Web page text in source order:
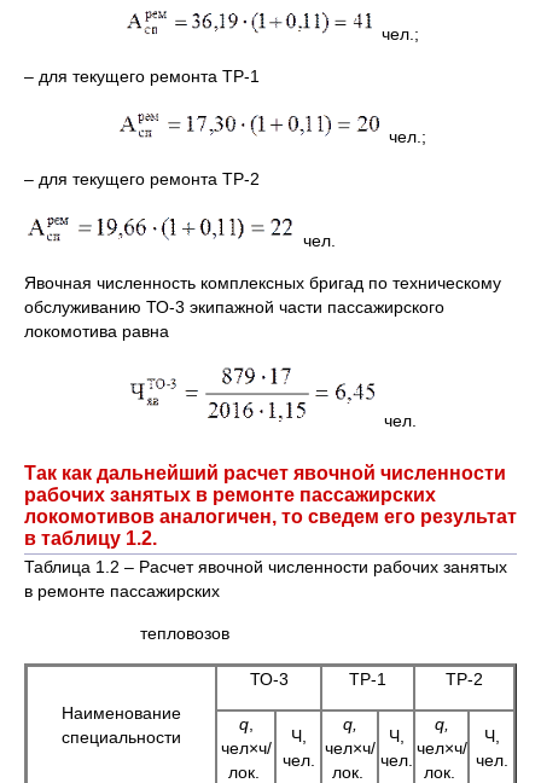
чел.;
– для текущего ремонта ТР-1
чел.;
– для текущего ремонта ТР-2
чел.
Явочная численность комплексных бригад по техническому
обслуживанию ТО-3 экипажной части пассажирского
локомотива равна
чел.
Так как дальнейший расчет явочной численности
рабочих занятых в ремонте пассажирских
локомотивов аналогичен, то сведем его результат
в таблицу 1.2.
Таблица 1.2 – Расчет явочной численности рабочих занятых
в ремонте пассажирских
тепловозов
Наименование
специальности
ТО-3 ТР-1 ТР-2
q,
чел×ч/
лок.
Ч,
чел.
q,
чел×ч/
лок.
Ч,
чел.
q,
чел×ч/
лок.
Ч,
чел.